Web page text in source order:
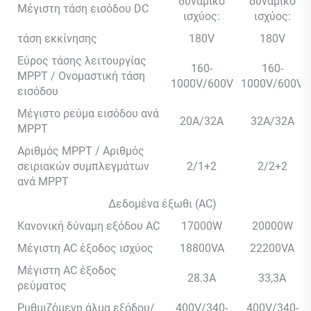
Μέγιστη τάση εισόδου DC
ισχύος:
ισχύος:
τάση εκκίνησης
180V
180V
Εύρος τάσης λειτουργίας
MPPT / Ονομαστική τάση
εισόδου
160-
1000V/600V
160-
1000V/600V
Μέγιστο ρεύμα εισόδου ανά
MPPT
20A/32A 32A/32A
Αριθμός MPPT / Αριθμός
σειριακών συμπλεγμάτων
ανά MPPT
2/1+2 2/2+2
Δεδομένα έξωθι (AC)
Κανονική δύναμη εξόδου AC
17000W
20000W
Μέγιστη AC έξοδος ισχύος
18800VA
22200VA
Μέγιστη AC έξοδος
ρεύματος
28.3Α 33,3A
Ρυθμιζόμενη άλμα εξόδου/ 400V/340- 400V/340-